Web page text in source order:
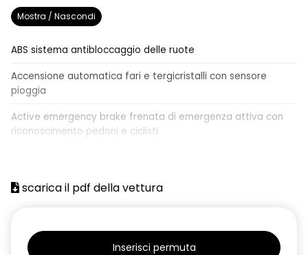
Mostra / Nascondi
ABS sistema antibloccaggio delle ruote
Accensione automatica fari e tergicristalli con sensore
pioggia
Active emergency brake frenata di emergenza attiva con
riconoscimento pedoni e ciclisti
Airbag laterali a tendina anteriori e posteriori
Alzacristalli elettrici posteriori
scarica il pdf della vettura
Inserisci permuta